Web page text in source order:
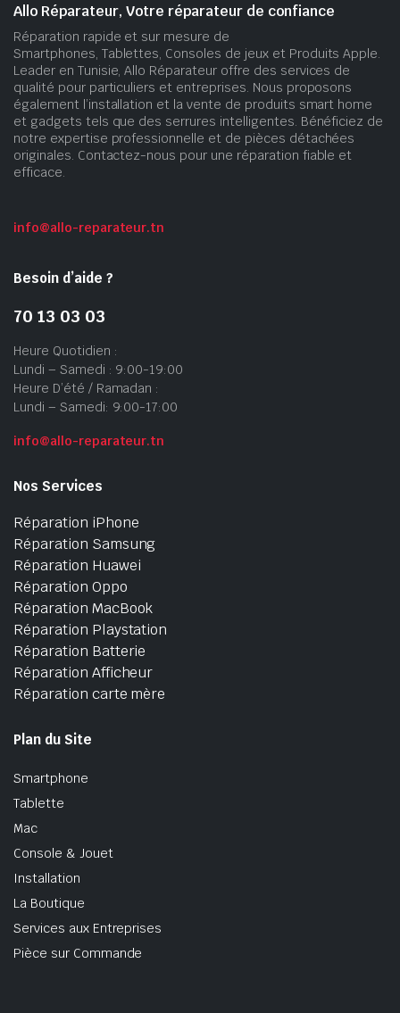
Allo Réparateur, Votre réparateur de confiance
Réparation rapide et sur mesure de
Smartphones, Tablettes, Consoles de jeux et Produits Apple.
Leader en Tunisie, Allo Réparateur offre des services de
qualité pour particuliers et entreprises. Nous proposons
également l’installation et la vente de produits smart home
et gadgets tels que des serrures intelligentes. Bénéficiez de
notre expertise professionnelle et de pièces détachées
originales. Contactez-nous pour une réparation fiable et
efficace.
info@allo-reparateur.tn
Besoin d’aide ?
70 13 03 03
Heure Quotidien :
Lundi – Samedi : 9:00-19:00
Heure D’été / Ramadan :
Lundi – Samedi: 9:00-17:00
info@allo-reparateur.tn
Nos Services
Réparation iPhone
Réparation Samsung
Réparation Huawei
Réparation Oppo
Réparation MacBook
Réparation Playstation
Réparation Batterie
Réparation Afficheur
Réparation carte mère
Plan du Site
Smartphone
Tablette
Mac
Console & Jouet
Installation
La Boutique
Services aux Entreprises
Pièce sur Commande